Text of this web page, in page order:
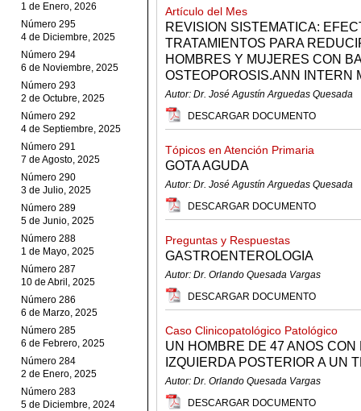
1 de Enero, 2026
Número 295
4 de Diciembre, 2025
Número 294
6 de Noviembre, 2025
Número 293
2 de Octubre, 2025
Número 292
4 de Septiembre, 2025
Número 291
7 de Agosto, 2025
Número 290
3 de Julio, 2025
Número 289
5 de Junio, 2025
Número 288
1 de Mayo, 2025
Número 287
10 de Abril, 2025
Número 286
6 de Marzo, 2025
Número 285
6 de Febrero, 2025
Número 284
2 de Enero, 2025
Número 283
5 de Diciembre, 2024
Artículo del Mes
REVISION SISTEMATICA:
TRATAMIENTOS PARA
HOMBRES Y MUJERES CON
OSTEOPOROSIS.ANN INTERN
Autor: Dr. José Agustín Arguedas Quesada
DESCARGAR DOCUMENTO
Tópicos en Atención Primaria
GOTA AGUDA
Autor: Dr. José Agustín Arguedas Quesada
DESCARGAR DOCUMENTO
Preguntas y Respuestas
GASTROENTEROLOGIA
Autor: Dr. Orlando Quesada Vargas
DESCARGAR DOCUMENTO
Caso Clinicopatológico Patológico
UN HOMBRE DE 47 ANOS
IZQUIERDA POSTERIOR A UN
Autor: Dr. Orlando Quesada Vargas
DESCARGAR DOCUMENTO